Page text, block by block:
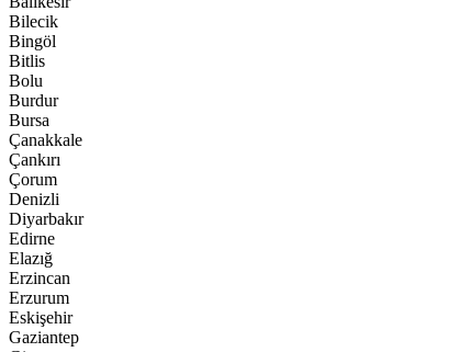
Bilecik
Bingöl
Bitlis
Bolu
Burdur
Bursa
Çanakkale
Çankırı
Çorum
Denizli
Diyarbakır
Edirne
Elazığ
Erzincan
Erzurum
Eskişehir
Gaziantep